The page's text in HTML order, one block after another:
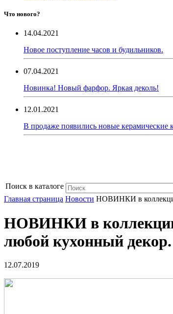
Что нового?
14.04.2021
Новое поступление часов и будильников.
07.04.2021
Новинка! Новый фарфор. Яркая деколь!
12.01.2021
В продаже появились новые керамические
Поиск в каталоге
Главная страница Новости НОВИНКИ в коллекции
НОВИНКИ в коллекции
любой кухонный декор.
12.07.2019